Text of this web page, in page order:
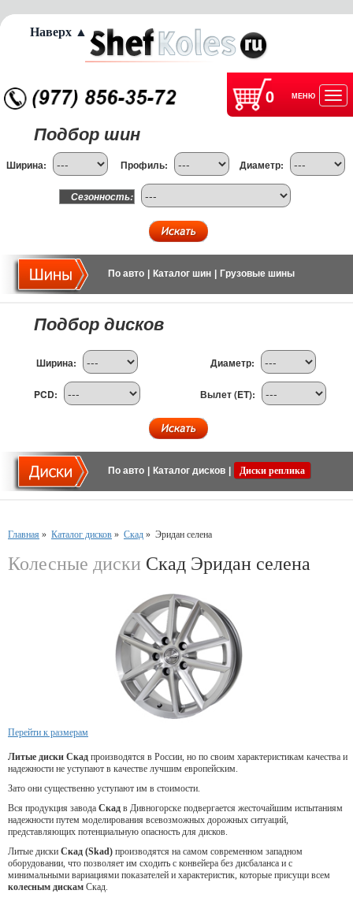
0 МЕНЮ
Подбор шин
Ширина: Профиль: Диаметр:
Сезонность:
По авто Каталог шин Грузовые шины
Подбор дисков
Ширина: Диаметр:
PCD: Вылет (ET):
По авто Каталог дисков Диски реплика
Главная » Каталог дисков » Скад » Эридан селена
Колесные диски Скад Эридан селена
Перейти к размерам
Литые диски Скад производятся в России, но по своим характеристикам качества и
надежности не уступают в качестве лучшим европейским.
Зато они существенно уступают им в стоимости.
Вся продукция завода Скад в Дивногорске подвергается жесточайшим испытаниям
надежности путем моделирования всевозможных дорожных ситуаций,
представляющих потенциальную опасность для дисков.
Литые диски Скад (Skad) производятся на самом современном западном
оборудовании, что позволяет им сходить с конвейера без дисбаланса и с
минимальными вариациями показателей и характеристик, которые присущи всем
колесным дискам Скад.
Наверх ▲